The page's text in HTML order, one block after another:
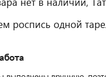
роспись одной